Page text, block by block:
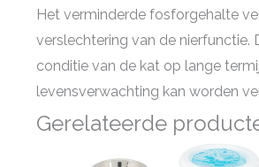
Het verminderde fosforgehalte
verslechtering van de nierfunctie.
conditie van de kat op lange
levensverwachting kan worden
Gerelateerde